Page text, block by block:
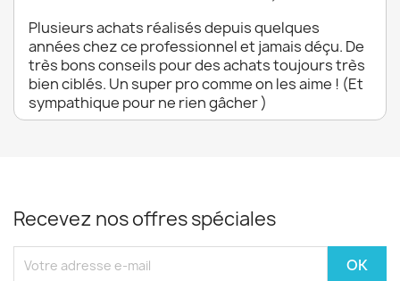
Plusieurs achats réalisés depuis quelques
années chez ce professionnel et jamais déçu. De
très bons conseils pour des achats toujours très
bien ciblés. Un super pro comme on les aime ! (Et
sympathique pour ne rien gâcher )
Recevez nos offres spéciales